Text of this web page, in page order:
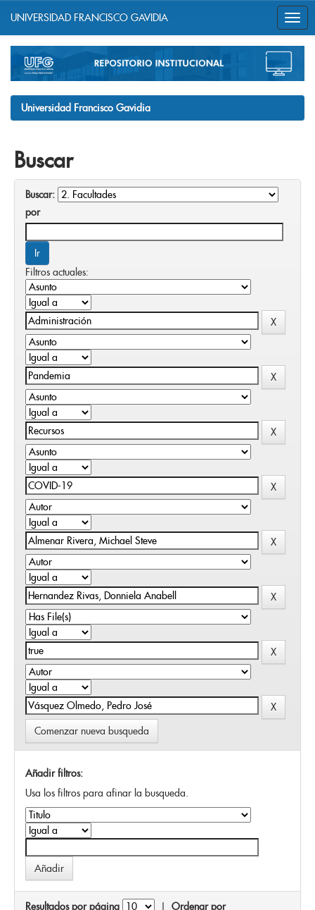
navigation
UNIVERSIDAD FRANCISCO GAVIDIA
Universidad Francisco Gavidia
Buscar
Buscar:
por
Filtros actuales:
Comenzar nueva busqueda
Añadir filtros:
Usa los filtros para afinar la busqueda.
Resultados por página | Ordenar por